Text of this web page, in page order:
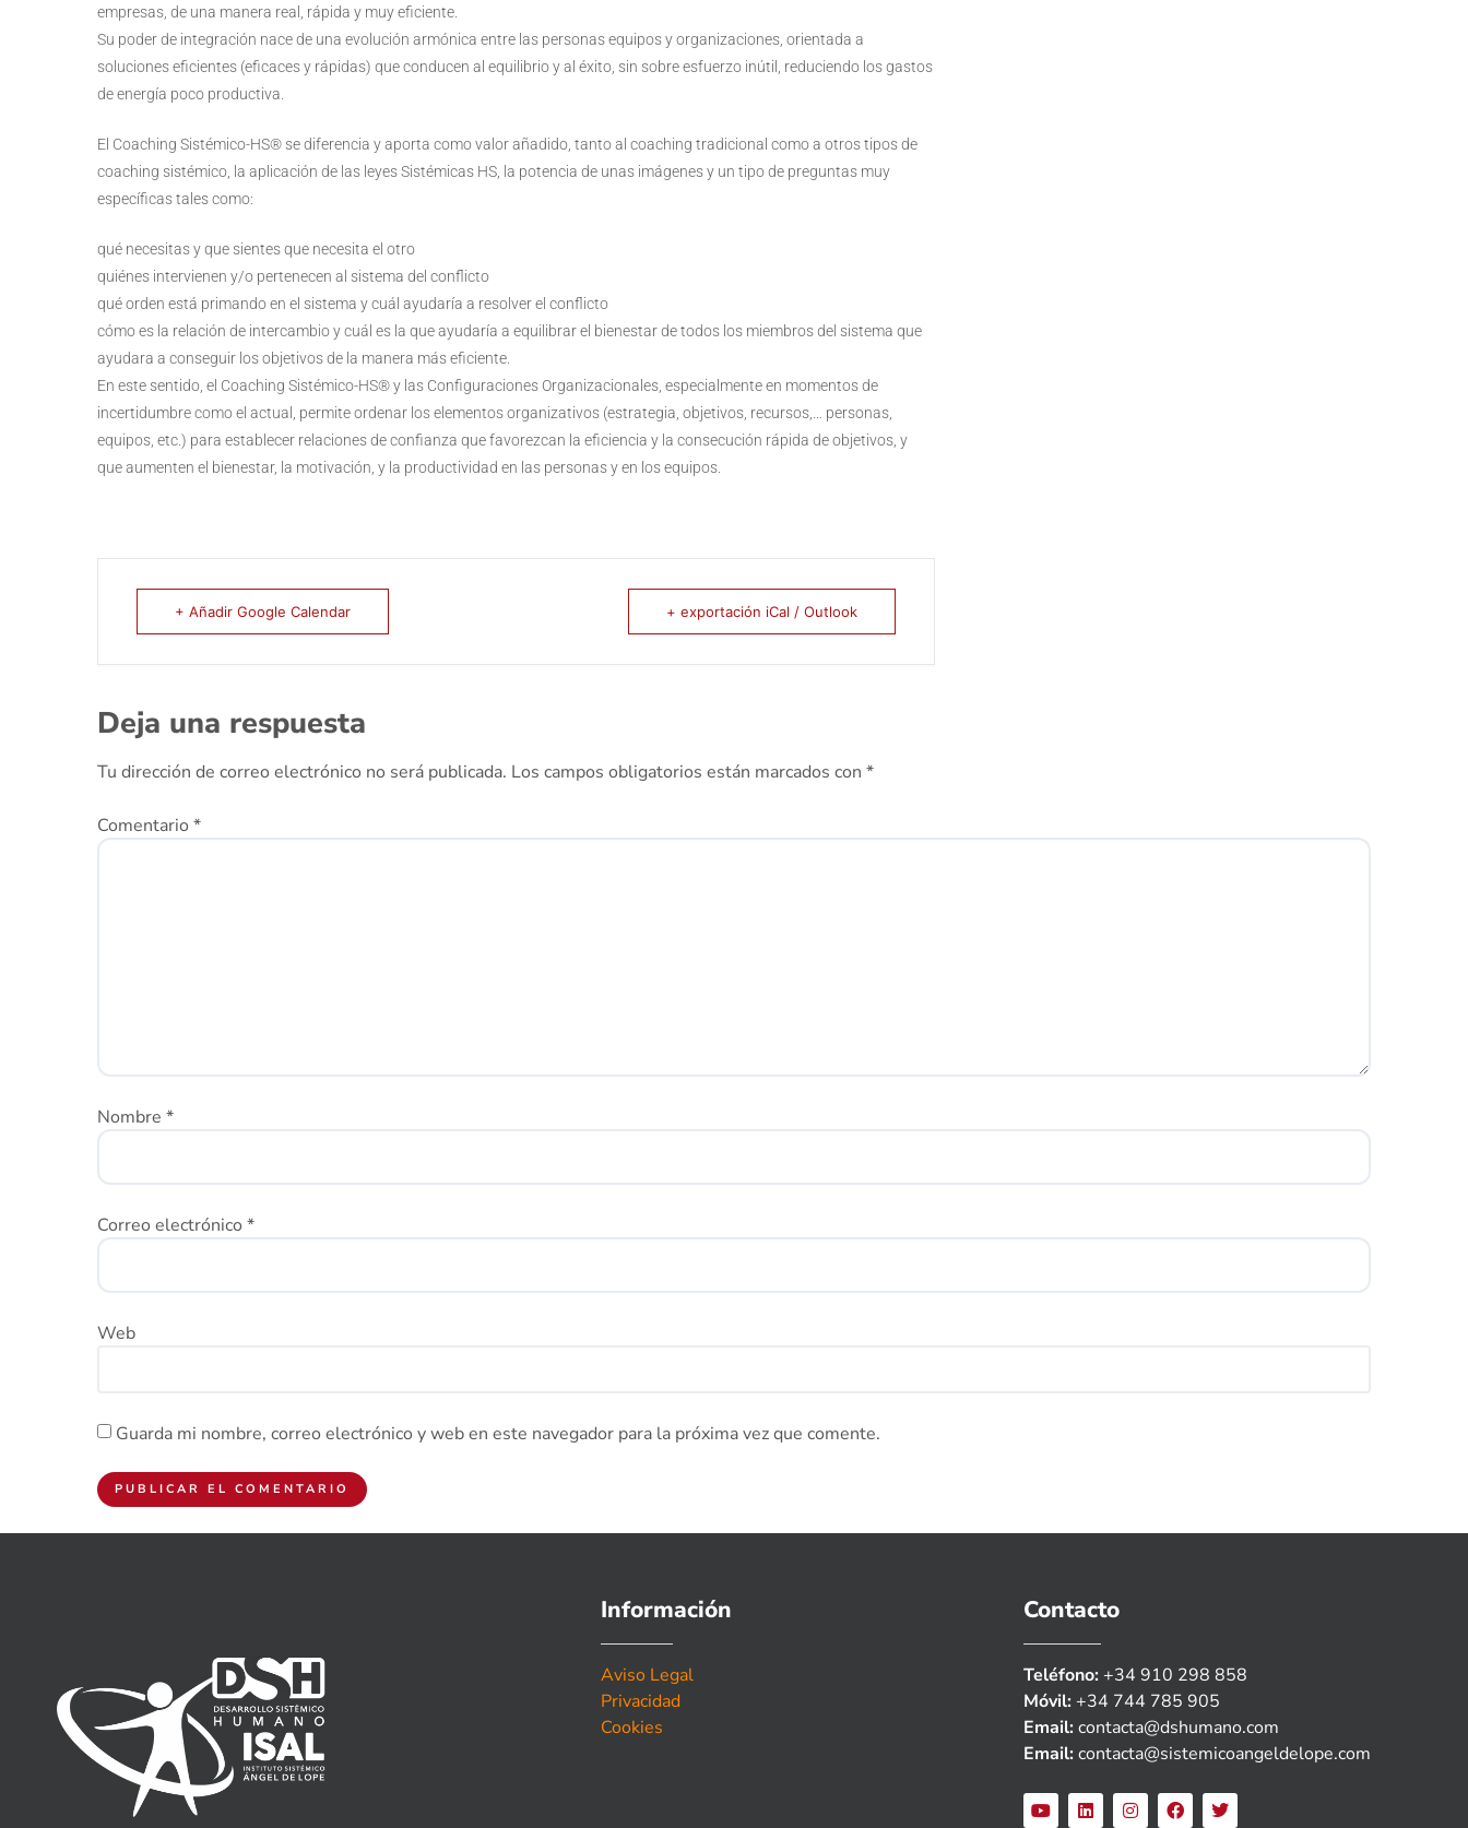
empresas, de una manera real, rápida y muy eficiente.
Su poder de integración nace de una evolución armónica entre las personas equipos y organizaciones, orientada a
soluciones eficientes (eficaces y rápidas) que conducen al equilibrio y al éxito, sin sobre esfuerzo inútil, reduciendo los gastos
de energía poco productiva.
El Coaching Sistémico-HS® se diferencia y aporta como valor añadido, tanto al coaching tradicional como a otros tipos de
coaching sistémico, la aplicación de las leyes Sistémicas HS, la potencia de unas imágenes y un tipo de preguntas muy
específicas tales como:
qué necesitas y que sientes que necesita el otro
quiénes intervienen y/o pertenecen al sistema del conflicto
qué orden está primando en el sistema y cuál ayudaría a resolver el conflicto
cómo es la relación de intercambio y cuál es la que ayudaría a equilibrar el bienestar de todos los miembros del sistema que
ayudara a conseguir los objetivos de la manera más eficiente.
En este sentido, el Coaching Sistémico-HS® y las Configuraciones Organizacionales, especialmente en momentos de
incertidumbre como el actual, permite ordenar los elementos organizativos (estrategia, objetivos, recursos,… personas,
equipos, etc.) para establecer relaciones de confianza que favorezcan la eficiencia y la consecución rápida de objetivos, y
que aumenten el bienestar, la motivación, y la productividad en las personas y en los equipos.
+ Añadir Google Calendar + exportación iCal / Outlook
Deja una respuesta
Tu dirección de correo electrónico no será publicada. Los campos obligatorios están marcados con *
Comentario *
Nombre *
Correo electrónico *
Web
Guarda mi nombre, correo electrónico y web en este navegador para la próxima vez que comente.
Información
Aviso Legal
Privacidad
Cookies
Contacto
Teléfono: +34 910 298 858
Móvil: +34 744 785 905
Email: contacta@dshumano.com
Email: contacta@sistemicoangeldelope.com